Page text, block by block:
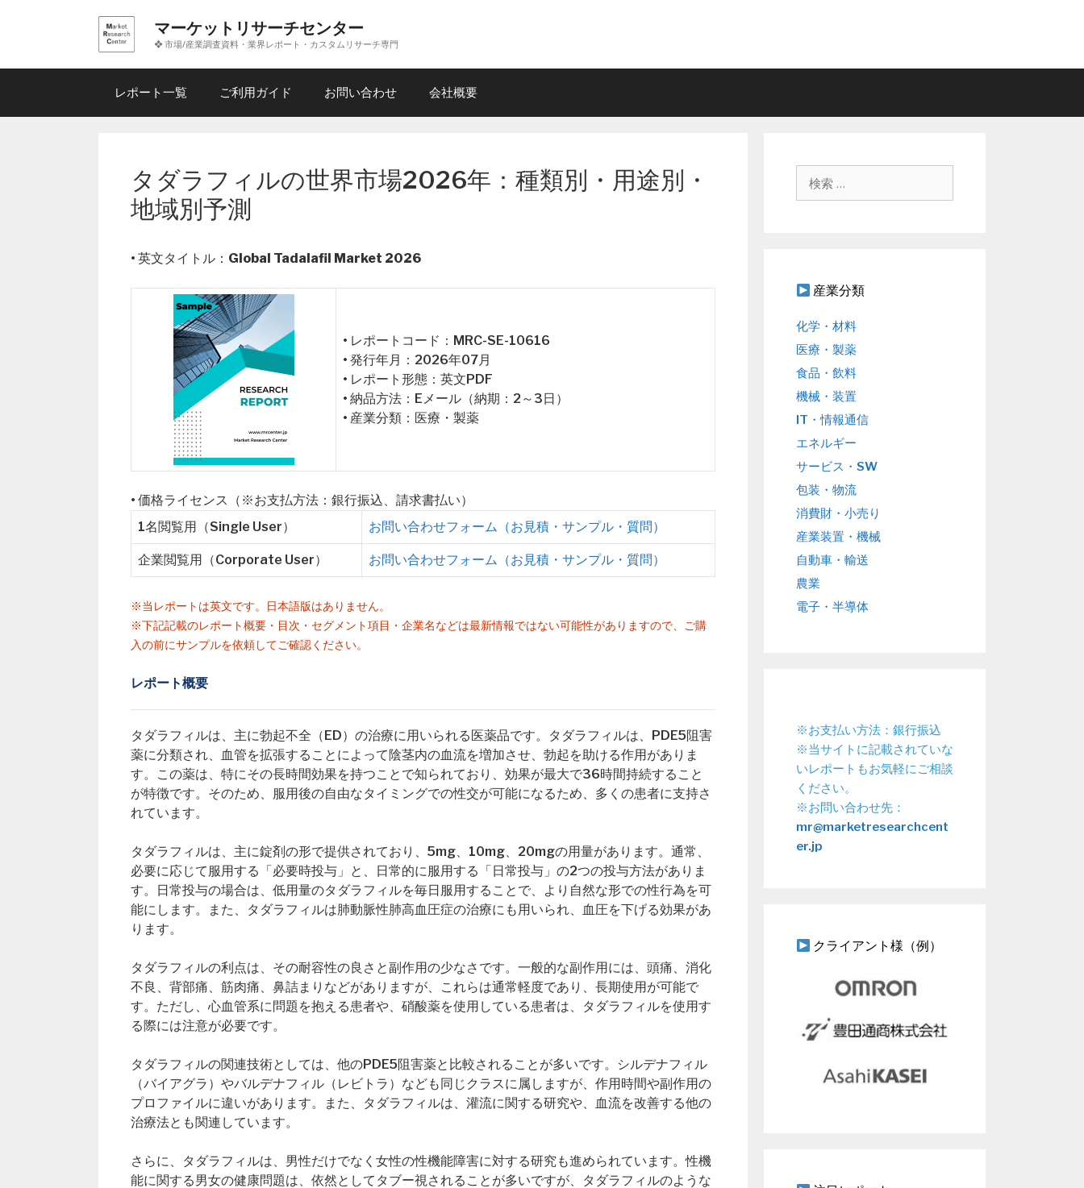
ン
マーケットリサーチセンター
❖ 市場/産業調査資料・業界レポート・カスタムリサーチ専門
レポート一覧 ご利用ガイド お問い合わせ 会社概要
タダラフィルの世界市場2026年：種類別・用途別・
地域別予測
• 英文タイトル： Global Tadalafil Market 2026
• レポートコード：MRC-SE-10616
• 発行年月：2026年07月
• レポート形態：英文PDF
• 納品方法：Eメール（納期：2～3日）
• 産業分類：医療・製薬
• 価格ライセンス（※お支払方法：銀行振込、請求書払い）
1名閲覧用（Single User）
お問い合わせフォーム（お見積・サンプル・質問）
企業閲覧用（Corporate User） お問い合わせフォーム（お見積・サンプル・質問）
※当レポートは英文です。日本語版はありません。
※下記記載のレポート概要・目次・セグメント項目・企業名などは最新情報ではない可能性がありますので、ご購
入の前にサンプルを依頼してご確認ください。
レポート概要
タダラフィルは、主に勃起不全（ED）の治療に用いられる医薬品です。タダラフィルは、PDE5阻害
薬に分類され、血管を拡張することによって陰茎内の血流を増加させ、勃起を助ける作用がありま
す。この薬は、特にその長時間効果を持つことで知られており、効果が最大で36時間持続すること
が特徴です。そのため、服用後の自由なタイミングでの性交が可能になるため、多くの患者に支持さ
れています。
タダラフィルは、主に錠剤の形で提供されており、5mg、10mg、20mgの用量があります。通常、
必要に応じて服用する「必要時投与」と、日常的に服用する「日常投与」の2つの投与方法がありま
す。日常投与の場合は、低用量のタダラフィルを毎日服用することで、より自然な形での性行為を可
能にします。また、タダラフィルは肺動脈性肺高血圧症の治療にも用いられ、血圧を下げる効果があ
ります。
タダラフィルの利点は、その耐容性の良さと副作用の少なさです。一般的な副作用には、頭痛、消化
不良、背部痛、筋肉痛、鼻詰まりなどがありますが、これらは通常軽度であり、長期使用が可能で
す。ただし、心血管系に問題を抱える患者や、硝酸薬を使用している患者は、タダラフィルを使用す
る際には注意が必要です。
タダラフィルの関連技術としては、他のPDE5阻害薬と比較されることが多いです。シルデナフィル
（バイアグラ）やバルデナフィル（レビトラ）なども同じクラスに属しますが、作用時間や副作用の
プロファイルに違いがあります。また、タダラフィルは、灌流に関する研究や、血流を改善する他の
治療法とも関連しています。
さらに、タダラフィルは、男性だけでなく女性の性機能障害に対する研究も進められています。性機
能に関する男女の健康問題は、依然としてタブー視されることが多いですが、タダラフィルのような
産業分類
化学・材料
医療・製薬
食品・飲料
機械・装置
IT・情報通信
エネルギー
サービス・SW
包装・物流
消費財・小売り
産業装置・機械
自動車・輸送
農業
電子・半導体
※お支払い方法：銀行振込
※当サイトに記載されていな
いレポートもお気軽にご相談
ください。
※お問い合わせ先：
mr@marketresearchcent
er.jp
クライアント様（例）